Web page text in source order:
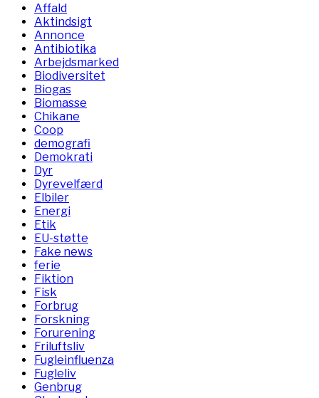
Affald
Aktindsigt
Annonce
Antibiotika
Arbejdsmarked
Biodiversitet
Biogas
Biomasse
Chikane
Coop
demografi
Demokrati
Dyr
Dyrevelfærd
Elbiler
Energi
Etik
EU-støtte
Fake news
ferie
Fiktion
Fisk
Forbrug
Forskning
Forurening
Friluftsliv
Fugleinfluenza
Fugleliv
Genbrug